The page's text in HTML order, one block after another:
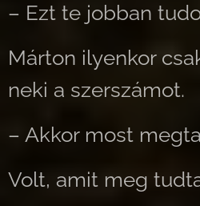
– Ezt te jobban
Márton ilyenkor
neki a szerszámot.
– Akkor most
Volt, amit meg